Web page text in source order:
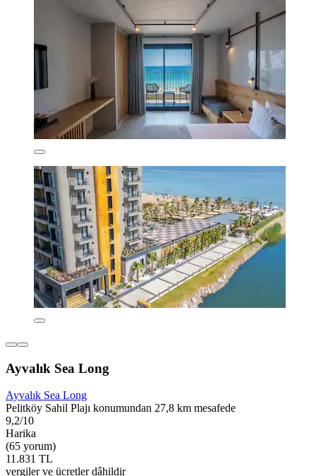
Ayvalık Sea Long
Ayvalık Sea Long
Pelitköy Sahil Plajı konumundan 27,8 km mesafede
9,2/10
Harika
(65 yorum)
11.831 TL
vergiler ve ücretler dâhildir